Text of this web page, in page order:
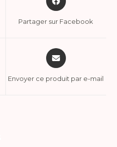
Partager sur Facebook
Envoyer ce produit par e-mail